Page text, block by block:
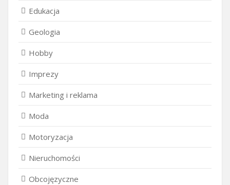
Edukacja
Geologia
Hobby
Imprezy
Marketing i reklama
Moda
Motoryzacja
Nieruchomości
Obcojęzyczne